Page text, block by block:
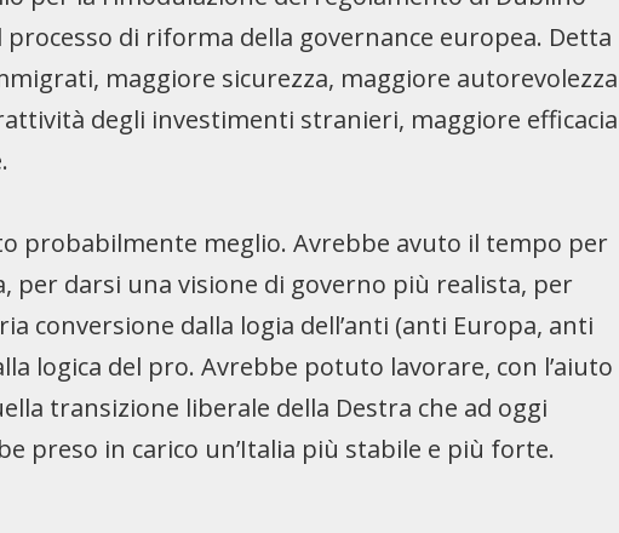
di riforma della governance europea. Detta
maggiore sicurezza, maggiore autorevolezza
degli investimenti stranieri, maggiore efficacia
probabilmente meglio. Avrebbe avuto il tempo per
per darsi una visione di governo più realista, per
conversione dalla logia dell’anti (anti Europa, anti
logica del pro. Avrebbe potuto lavorare, con l’aiuto
transizione liberale della Destra che ad oggi
preso in carico un’Italia più stabile e più forte.